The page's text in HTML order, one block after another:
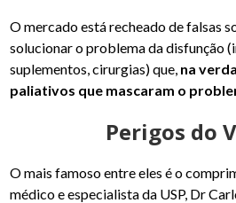
O mercado está recheado de falsas
solucionar o problema da disfunção
suplementos, cirurgias) que, na
paliativos que mascaram o
Perigos do
O mais famoso entre eles é o
médico e especialista da USP, Dr